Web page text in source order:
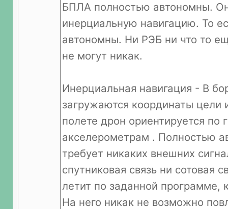
БПЛА полностью автономны.
инерциальную навигацию. То
автономны. Ни РЭБ ни что то
не могут никак.
Инерциальная навигация - В
загружаются координаты цели
полете дрон ориентируется по
акселерометрам . Полностью
требует никаких внешних
спутниковая связь ни сотовая
летит по заданной программе,
На него никак не возможно